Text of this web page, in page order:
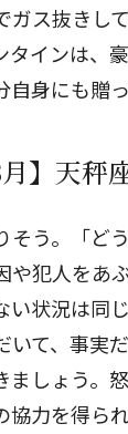
ガス抜きし
タインは、
身にも贈っ
月】天秤
そう。「ど
や犯人をあ
い状況は同
いて、事実
ましょう。
協力を得ら